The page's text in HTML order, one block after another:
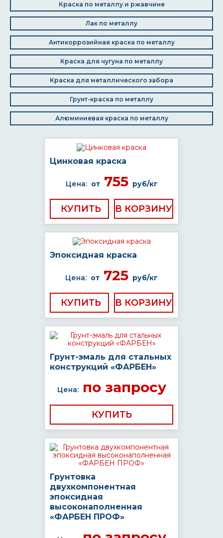
Краска по металлу и ржавчине
Лак по металлу
Антикоррозийная краска по металлу
Краска для чугуна по металлу
Краска для металлического забора
Грунт-краска по металлу
Алюминиевая краска по металлу
Цинковая краска
Цена: от755 руб/кг
КУПИТЬ
Эпоксидная краска
Цена: от 725 руб/кг
КУПИТЬ
Грунт-эмаль для стальных
конструкций «ФАРБЕН»
Цена:по запросу
КУПИТЬ
Грунтовка
двухкомпонентная
эпоксидная
высоконаполненная
«ФАРБЕН ПРОФ»